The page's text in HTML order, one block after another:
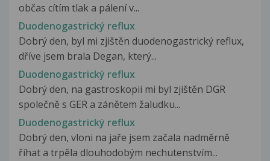
občas cítím tlak a pálení v...
Duodenogastrický reflux
Dobrý den, byl mi zjištěn duodenogastrický reflux,
dříve jsem brala Degan, který...
Duodenogastrický reflux
Dobrý den, na gastroskopii mi byl zjištěn DGR
společně s GER a zánětem žaludku...
Duodenogastrický reflux
Dobrý den, vloni na jaře jsem začala nadměrně
říhat a trpěla dlouhodobým nechutenstvím...